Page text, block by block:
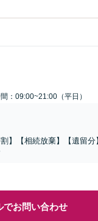
：09:00~21:00（平日）
】【相続放棄】【遺留分
でお問い合わせ